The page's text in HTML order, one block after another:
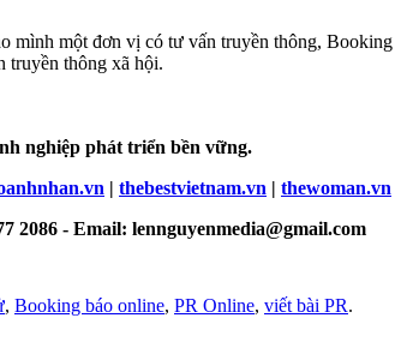
mình một đơn vị có tư vấn truyền thông,
truyền thông xã hội.
nghiệp phát triển bền vững.
| thebestvietnam.vn | thewoman.vn
2086 - Email: lennguyenmedia@gmail.com
, Booking báo online, PR Online, viết bài PR.